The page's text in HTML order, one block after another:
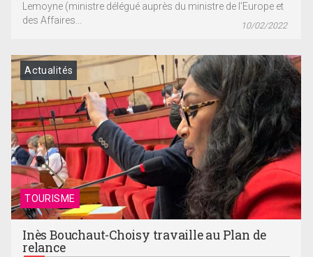
Lemoyne (ministre délégué auprès du ministre de l’Europe et
des Affaires...
10/02/2022
TOURISME
Actualités
Inès Bouchaut-Choisy travaille au Plan de
relance